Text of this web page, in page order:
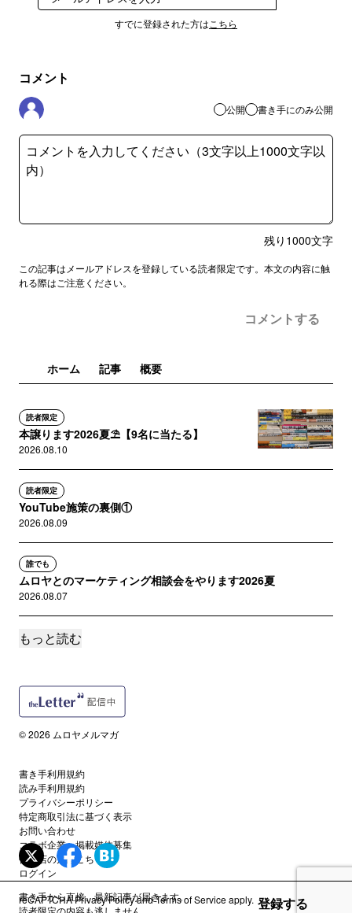
すでに登録された方は こちら
コメント
公開 書き手にのみ公開
残り 1000文字
この記事はメールアドレスを登録している読者限定です。本文の内容に触
れる際はご注意ください。
コメントする
ホーム 記事 概要
読者限定
本譲ります2026夏⛱️【9名に当たる】
2026.08.10
読者限定
YouTube施策の裏側①
2026.08.09
誰でも
ムロヤとのマーケティング相談会をやります2026夏
2026.08.07
誰でも
誰でも
2026.08.05
誰でも
100人のマーケチームが30人になる日
2026.08.03
誰でも
アイデンティティに縛られてませんか
もっと読む
書き手から直接、最新記事が届きます。
読者限定の内容も逃しません。
登録する
© 2026 ムロヤメルマガ
書き手利用規約
読み手利用規約
プライバシーポリシー
特定商取引法に基づく表示
お問い合わせ
コラボ企業・掲載媒体募集
代理店の方はこちら
ログイン
reCAPTCHAPrivacy PolicyandTerms of Serviceapply.